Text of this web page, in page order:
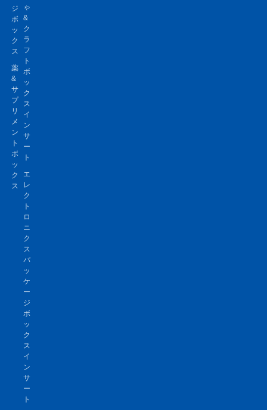
ジ
ボ
ッ
ク
ス
薬
&
サ
プ
リ
メ
ン
ト
ボ
ッ
ク
ス
ゃ
&
ク
ラ
フ
ト
ボ
ッ
ク
ス
イ
ン
サ
ー
ト
エ
レ
ク
ト
ロ
ニ
ク
ス
パ
ッ
ケ
ー
ジ
ボ
ッ
ク
ス
イ
ン
サ
ー
ト